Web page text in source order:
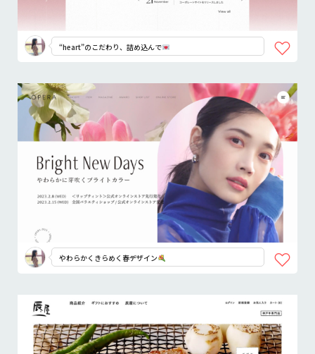
“heart”のこだわり、詰め込んで
やわらかくきらめく春デザイン